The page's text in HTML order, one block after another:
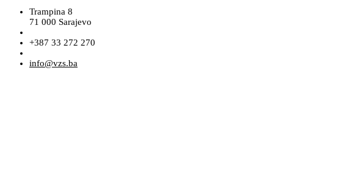
Trampina 8
71 000 Sarajevo
+387 33 272 270
info@vzs.ba